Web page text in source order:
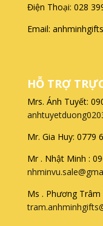
Điện Thoại: 028
Email:
HỖ TRỢ
Mrs. Ánh Tuyết:
Mr. Gia Huy: 0779
Mr . Nhật Minh :
Ms . Phương Trâm